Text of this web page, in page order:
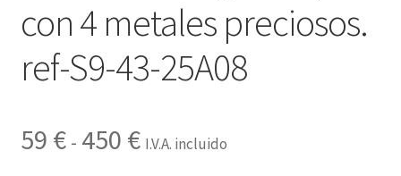
con 4 metales preciosos.
ref-S9-43-25A08
59 € - 450 €Rango
I.V.A. incluido